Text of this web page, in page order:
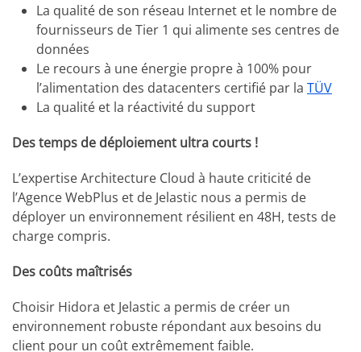
La qualité de son réseau Internet et le nombre de
fournisseurs de Tier 1 qui alimente ses centres de
données
Le recours à une énergie propre à 100% pour
l’alimentation des datacenters certifié par la TÜV
La qualité et la réactivité du support
Des temps de déploiement ultra courts !
L’expertise Architecture Cloud à haute criticité de
l’Agence WebPlus et de Jelastic nous a permis de
déployer un environnement résilient en 48H, tests de
charge compris.
Des coûts maîtrisés
Choisir Hidora et Jelastic a permis de créer un
environnement robuste répondant aux besoins du
client pour un coût extrêmement faible.